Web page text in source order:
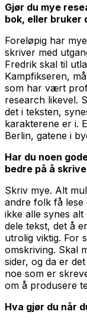
Gjør du mye
bok, eller bruker
Foreløpig har
skriver med
Fredrik skal til
Kampfikseren,
som har vært
research likevel.
det i teksten,
karakterene er i.
Berlin, gatene i
Har du noen
bedre på å
Skriv mye. Alt
andre folk få
ikke alle synes
dele tekst, det å
utrolig viktig. For
omskriving. Skal
sider, og da er
noe som er
om å produsere
Hva gjør du når